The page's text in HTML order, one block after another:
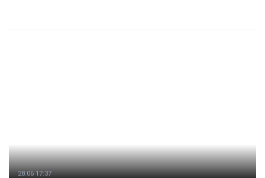
28.06 17:37